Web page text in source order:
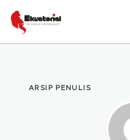
ARSIP PENULIS